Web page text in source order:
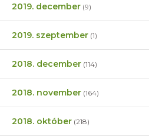
2019. december (9)
2019. szeptember (1)
2018. december (114)
2018. november (164)
2018. október (218)